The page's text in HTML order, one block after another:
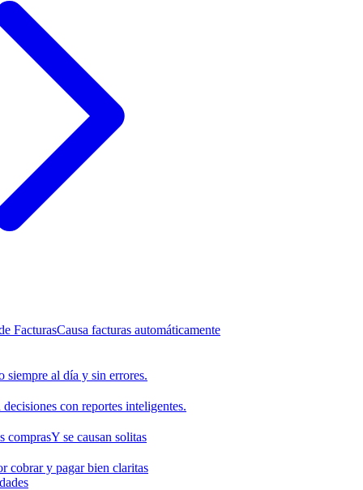
FacturasCausa facturas automáticamente
siempre al día y sin errores.
decisiones con reportes inteligentes.
comprasY se causan solitas
cobrar y pagar bien claritas